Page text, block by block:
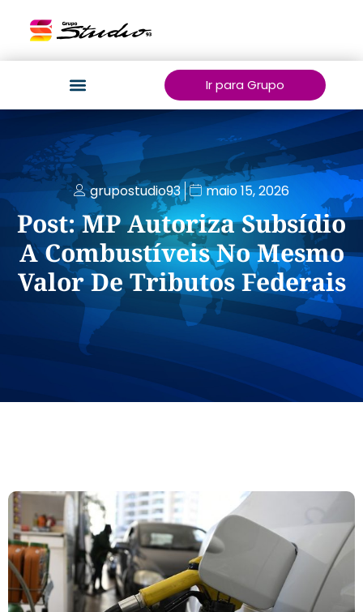
Ir para Grupo
grupostudio93 maio 15, 2026
Post: MP Autoriza Subsídio
A Combustíveis No Mesmo
Valor De Tributos Federais